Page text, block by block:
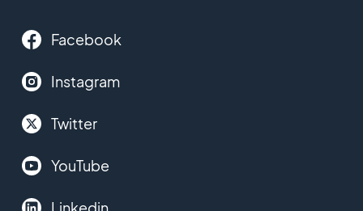
Facebook
Instagram
Twitter
YouTube